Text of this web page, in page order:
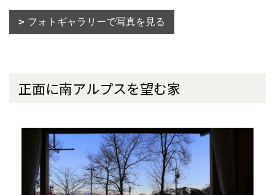
フォトギャラリーで写真を見る
正面に南アルプスを望む家